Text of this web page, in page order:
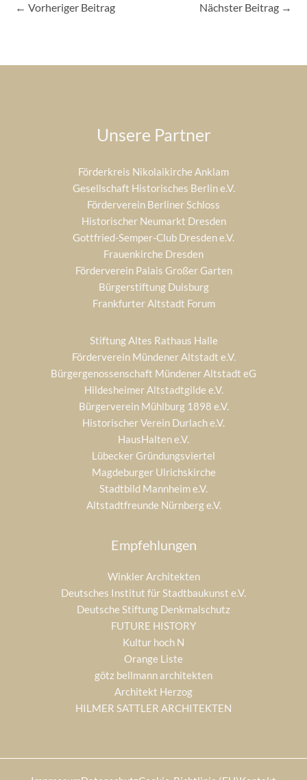
← Vorheriger Beitrag Nächster Beitrag →
Unsere Partner
Förderkreis Nikolaikirche Anklam
Gesellschaft Historisches Berlin e.V.
Förderverein Berliner Schloss
Historischer Neumarkt Dresden
Gottfried-Semper-Club Dresden e.V.
Frauenkirche Dresden
Förderverein Palais Großer Garten
Bürgerstiftung Duisburg
Frankfurter Altstadt Forum
Stiftung Altes Rathaus Halle
Förderverein Mündener Altstadt e.V.
Bürgergenossenschaft Mündener Altstadt eG
Hildesheimer Altstadtgilde e.V.
Bürgerverein Mühlburg 1898 e.V.
Historischer Verein Durlach e.V.
HausHalten e.V.
Lübecker Gründungsviertel
Magdeburger Ulrichskirche
Stadtbild Mannheim e.V.
Altstadtfreunde Nürnberg e.V.
Empfehlungen
Winkler Architekten
Deutsches Institut für Stadtbaukunst e.V.
Deutsche Stiftung Denkmalschutz
FUTURE HISTORY
Kultur hoch N
Orange Liste
götz bellmann architekten
Architekt Herzog
HILMER SATTLER ARCHITEKTEN